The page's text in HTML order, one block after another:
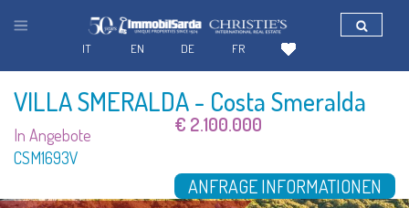
VILLA SMERALDA- Costa Smeralda
In Angebote
CSM1693V
€ 2.100.000
ANFRAGE INFORMATIONEN
FR
DE
EN
IT